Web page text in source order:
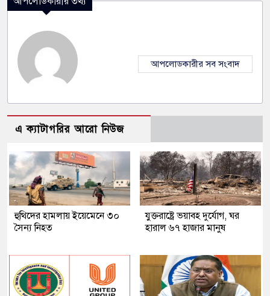
আপলোডকারীর সব সংবাদ
এ ক্যাটাগরির আরো নিউজ
হুথিদের হামলায় ইয়েমেনে ৩০
সৈন্য নিহত
যুক্তরাষ্ট্রে ভয়াবহ দুর্যোগ, ঘর
হারাল ৬৭ হাজার মানুষ